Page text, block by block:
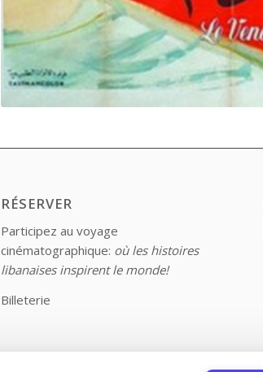
RÉSERVER
Participez au voyage
cinématographique: où les histoires
libanaises inspirent le monde!
Billeterie